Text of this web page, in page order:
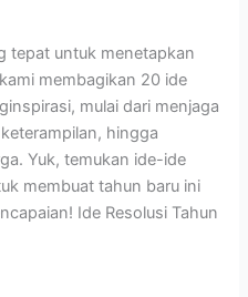
tepat untuk menetapkan
membagikan 20 ide
mulai dari menjaga
hingga
Yuk, temukan ide-ide
membuat tahun baru ini
Ide Resolusi Tahun